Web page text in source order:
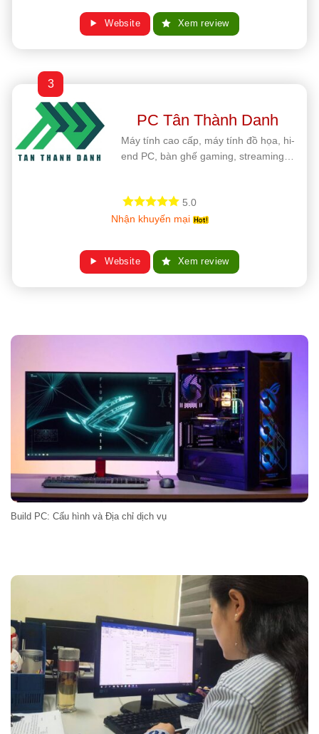
Website Xem review
3
PC Tân Thành Danh
Máy tính cao cấp, máy tính đồ họa, hi-
end PC, bàn ghế gaming, streaming…
5.0
Nhận khuyến mại
Website Xem review
Build PC: Cấu hình và Địa chỉ dịch vụ